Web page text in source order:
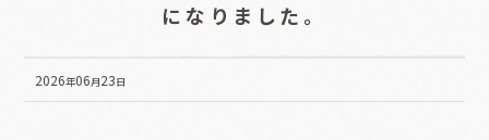
になりました。
2026年06月23日